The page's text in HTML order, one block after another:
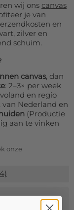
wij ons canvas
je van
en
zilver en
schuim.
canvas, dan
: 2–3× per week
en regio
van Nederland en
(Productie
aan te vinken
onze